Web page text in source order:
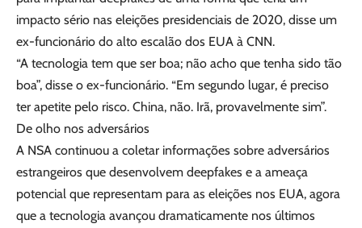
impacto sério nas eleições presidenciais de 2020, disse um
ex-funcionário do alto escalão dos EUA à CNN.
“A tecnologia tem que ser boa; não acho que tenha sido tão
boa”, disse o ex-funcionário. “Em segundo lugar, é preciso
ter apetite pelo risco. China, não. Irã, provavelmente sim”.
De olho nos adversários
A NSA continuou a coletar informações sobre adversários
estrangeiros que desenvolvem deepfakes e a ameaça
potencial que representam para as eleições nos EUA, agora
que a tecnologia avançou dramaticamente nos últimos